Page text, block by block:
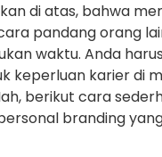
di atas, bahwa
pandang orang
waktu. Anda
keperluan karier di
berikut cara
branding